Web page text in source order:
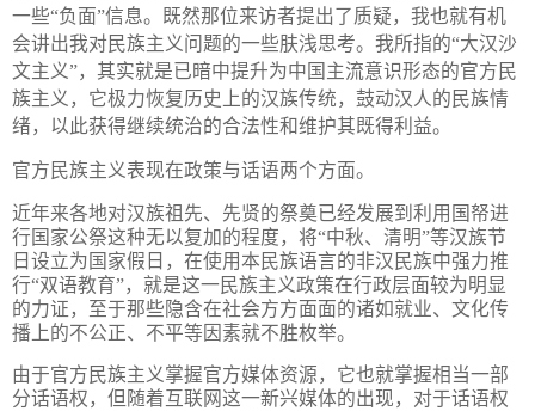
一些“负面”信息。既然那位来访者提出了质疑，我也就有机
会讲出我对民族主义问题的一些肤浅思考。我所指的“大汉沙
文主义”，其实就是已暗中提升为中国主流意识形态的官方民
族主义，它极力恢复历史上的汉族传统，鼓动汉人的民族情
绪，以此获得继续统治的合法性和维护其既得利益。
官方民族主义表现在政策与话语两个方面。
近年来各地对汉族祖先、先贤的祭奠已经发展到利用国帑进
行国家公祭这种无以复加的程度，将“中秋、清明”等汉族节
日设立为国家假日，在使用本民族语言的非汉民族中强力推
行“双语教育”，就是这一民族主义政策在行政层面较为明显
的力证，至于那些隐含在社会方方面面的诸如就业、文化传
播上的不公正、不平等因素就不胜枚举。
由于官方民族主义掌握官方媒体资源，它也就掌握相当一部
分话语权，但随着互联网这一新兴媒体的出现，对于话语权